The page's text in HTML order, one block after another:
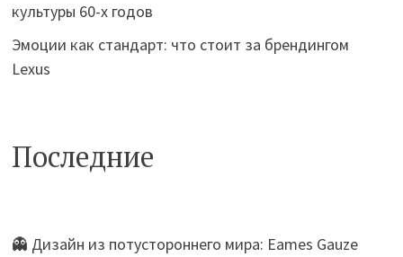
культуры 60-х годов
Эмоции как стандарт: что стоит за брендингом
Lexus
Последние
👻 Дизайн из потустороннего мира: Eames Gauze